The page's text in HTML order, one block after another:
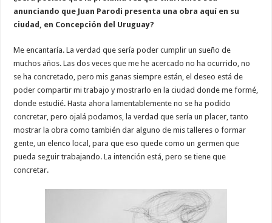
anunciando que Juan Parodi presenta una obra aquí en su
ciudad, en Concepción del Uruguay?
Me encantaría. La verdad que sería poder cumplir un sueño de
muchos años. Las dos veces que me he acercado no ha ocurrido, no
se ha concretado, pero mis ganas siempre están, el deseo está de
poder compartir mi trabajo y mostrarlo en la ciudad donde me formé,
donde estudié. Hasta ahora lamentablemente no se ha podido
concretar, pero ojalá podamos, la verdad que sería un placer, tanto
mostrar la obra como también dar alguno de mis talleres o formar
gente, un elenco local, para que eso quede como un germen que
pueda seguir trabajando. La intención está, pero se tiene que
concretar.